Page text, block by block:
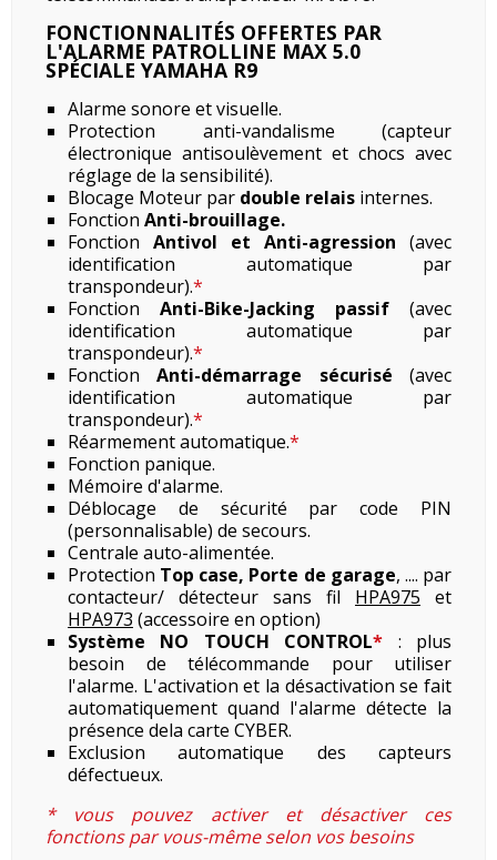
FONCTIONNALITÉS OFFERTES PAR
L'ALARME PATROLLINE MAX 5.0
SPÉCIALE YAMAHA R9
Alarme sonore et visuelle.
Protection anti-vandalisme (capteur
électronique antisoulèvement et chocs avec
réglage de la sensibilité).
Blocage Moteur par double relais internes.
Fonction Anti-brouillage.
Fonction Antivol et Anti-agression (avec
identification automatique par
transpondeur).*
Fonction Anti-Bike-Jacking passif (avec
identification automatique par
transpondeur).*
FonctionAnti-démarrage sécurisé (avec
identification automatique par
transpondeur).*
Réarmement automatique.*
Fonction panique.
Mémoire d'alarme.
Déblocage de sécurité par code PIN
(personnalisable) de secours.
Centrale auto-alimentée.
Protection Top case, Porte de garage, .... par
contacteur/ détecteur sans fil HPA975 et
HPA973 (accessoire en option)
Système NO TOUCH CONTROL* : plus
besoin de télécommande pour utiliser
l'alarme. L'activation et la désactivation se fait
automatiquement quand l'alarme détecte la
présence dela carte CYBER.
Exclusion automatique des capteurs
défectueux.
* vous pouvez activer et désactiver ces
fonctions par vous-même selon vos besoins